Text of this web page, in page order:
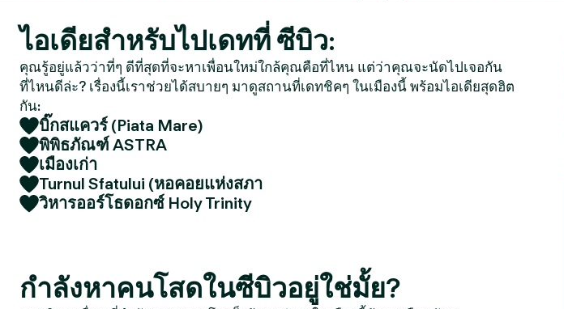
ไอเดียสำหรับไปเดทที่ ซีบิว:
คุณรู้อยู่แล้วว่าที่ๆ ดีที่สุดที่จะหาเพื่อนใหม่ใกล้คุณคือที่ไหน แต่ว่าคุณจะนัดไปเจอกัน
ที่ไหนดีล่ะ? เรื่องนี้เราช่วยได้สบายๆ มาดูสถานที่เดทชิคๆ ในเมืองนี้ พร้อมไอเดียสุดฮิต
กัน:
บิ๊กสแควร์ (Piata Mare)
พิพิธภัณฑ์ ASTRA
เมืองเก่า
Turnul Sfatului (หอคอยแห่งสภา
วิหารออร์โธดอกซ์ Holy Trinity
กำลังหาคนโสดในซีบิวอยู่ใช่มั้ย?